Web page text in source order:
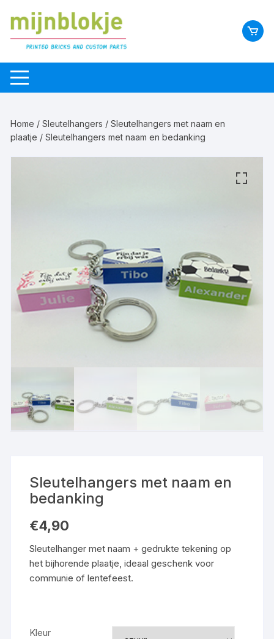
Home /Sleutelhangers /Sleutelhangers met naam en
plaatje / Sleutelhangers met naam en bedanking
Sleutelhangers met naam en
bedanking
€4,90
Sleutelhanger met naam + gedrukte tekening op
het bijhorende plaatje, ideaal geschenk voor
communie of lentefeest.
Kleur